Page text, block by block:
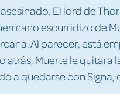
El lord de
escurridizo de
Al parecer, está
atrás, Muerte le quitara
a quedarse con Signa,